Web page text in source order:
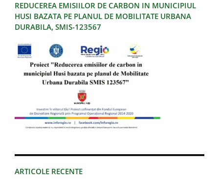
REDUCEREA EMISIILOR DE CARBON IN MUNICIPIUL
HUSI BAZATA PE PLANUL DE MOBILITATE URBANA
DURABILA, SMIS-123567
ARTICOLE RECENTE